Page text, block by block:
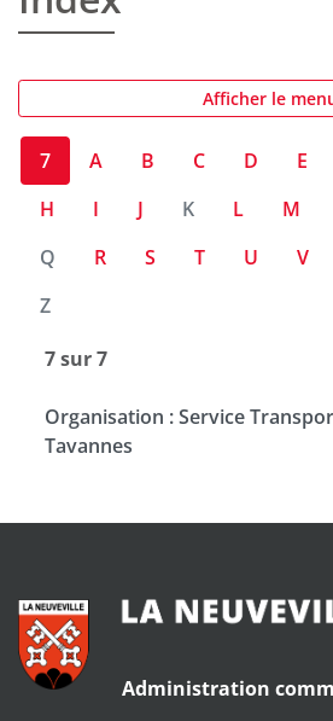
Afficher le
7 A B C D E
H
I J K L M
Q
R S T U V
Z
7 sur 7
Organisation : Service
Tavannes
Administration